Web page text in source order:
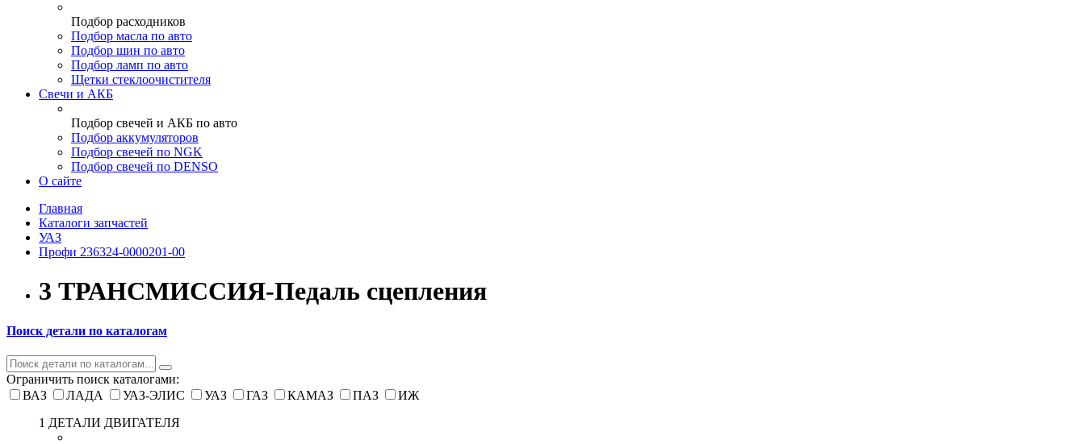
Подбор расходников
Подбор масла по авто
Подбор шин по авто
Подбор ламп по авто
Щетки стеклоочистителя
Свечи и АКБ
Подбор свечей и АКБ по авто
Подбор аккумуляторов
Подбор свечей по NGK
Подбор свечей по DENSO
О сайте
Главная
Каталоги запчастей
УАЗ
Профи 236324-0000201-00
3 ТРАНСМИССИЯ-Педаль сцепления
Поиск детали по каталогам
Ограничить поиск каталогами:
ВАЗ
ЛАДА УАЗ-ЭЛИС УАЗ ГАЗ КАМАЗ ПАЗ
ИЖ
1 ДЕТАЛИ ДВИГАТЕЛЯ